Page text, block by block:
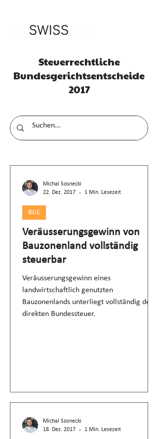
Steuerrechtliche
Bundesgerichtsentscheide
2017
Veräusserungsgewinn von
Bauzonenland vollständig
steuerbar
Veräusserungsgewinn eines
landwirtschaftlich genutzten
Bauzonenlands unterliegt vollständig der
direkten Bundessteuer.
BGE
Michal Sosnecki
22. Dez. 2017
1 Min. Lesezeit
Michal Sosnecki
18. Dez. 2017
1 Min. Lesezeit